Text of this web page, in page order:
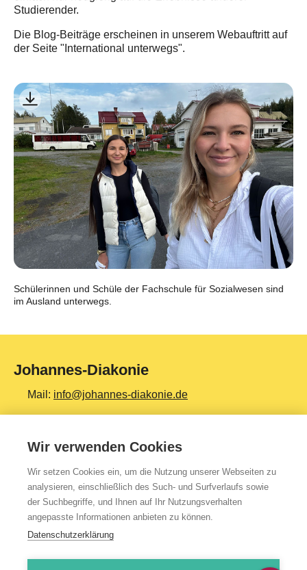
Studierender.
Die Blog-Beiträge erscheinen in unserem Webauftritt auf
der Seite "International unterwegs".
Schülerinnen und Schüle der Fachschule für Sozialwesen sind
im Ausland unterwegs.
Johannes-Diakonie
Mail: info@johannes-diakonie.de
Tel:06261 - 88-0
Top Themen
Teilhabe & Assistenz
Altenpflege
Wir verwenden Cookies
Wir setzen Cookies ein, um die Nutzung unserer Webseiten zu
analysieren, einschließlich des Such- und Surfverlaufs sowie
der Suchbegriffe, und Ihnen auf Ihr Nutzungsverhalten
angepasste Informationen anbieten zu können.
Datenschutzerklärung